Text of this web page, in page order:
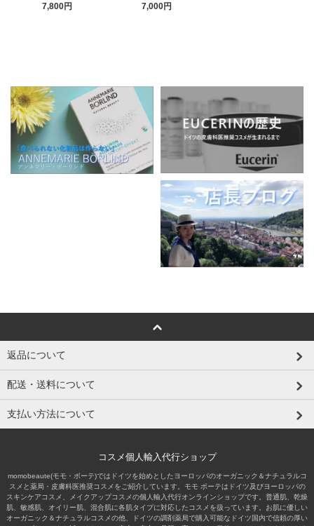
7,800円
7,000円
返品について
配送・送料について
支払い方法について
コスメ個人輸入代行ショップ
momobeaute(モモ・ボーテ)ではドイツを始めとしたヨーロッパのオーガニック＆ナチュラルコ
スメと薬局・皮膚科医推奨コスメをご紹介しています。モモ ボーテはドイツ及びヨーロッパの
スキンケアコスメ、メイクアップコスメの個人輸入代行オンラインショップです。普通肌、乾燥
肌、敏感肌、オイリー肌、混合肌に各肌タイプに対応したコスメを扱っています。お肌に優しい
オーガニック＆ナチュラルコスメの他、ドイツの調剤薬局で購入可能なドイツ国内で信頼の厚い